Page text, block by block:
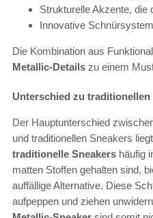
Strukturelle Akzente, die
Innovative
Die Kombination aus
Metallic-Details zu einem
Unterschied zu traditionellen
Der Hauptunterschied
und traditionellen Sneakers
traditionelle Sneakers häufig
matten Stoffen gehalten sind,
auffällige Alternative. Diese
aufpeppen und ziehen